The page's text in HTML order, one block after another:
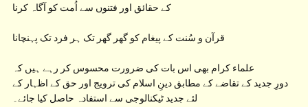
کے حقائق اور فتنوں سے اُمت کو آگاہ کرنا
قرآن و سُنت کے پیغام کو گھر گھر تک ہر فرد تک پہنچانا
علماء کرام بھی اس بات کی ضرورت محسوس کر رہے ہیں کہ
دورِ جدید کے تقاضے کے مطابق دینِ اسلام کی ترویج اور حق کے اظہار کے
لئے جدید ٹیکنالوجی سے استفادہ حاصل کیا جائے۔